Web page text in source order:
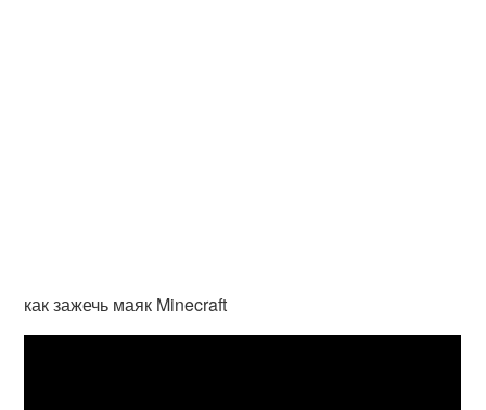
как зажечь маяк Minecraft